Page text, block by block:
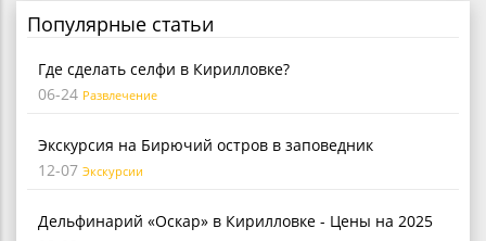
Популярные статьи
Где сделать селфи в Кирилловке?
06-24 Развлечение
Экскурсия на Бирючий остров в заповедник
12-07 Экскурсии
Дельфинарий «Оскар» в Кирилловке - Цены на 2025